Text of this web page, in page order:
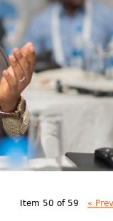
Item 50 of 59 «